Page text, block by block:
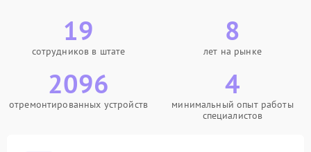
19
сотрудников в штате
8
лет на рынке
2096
отремонтированных устройств
4
минимальный опыт работы
специалистов